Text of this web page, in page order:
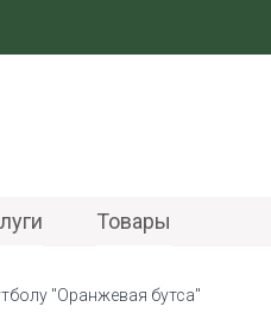
Товары
"Оранжевая бутса"